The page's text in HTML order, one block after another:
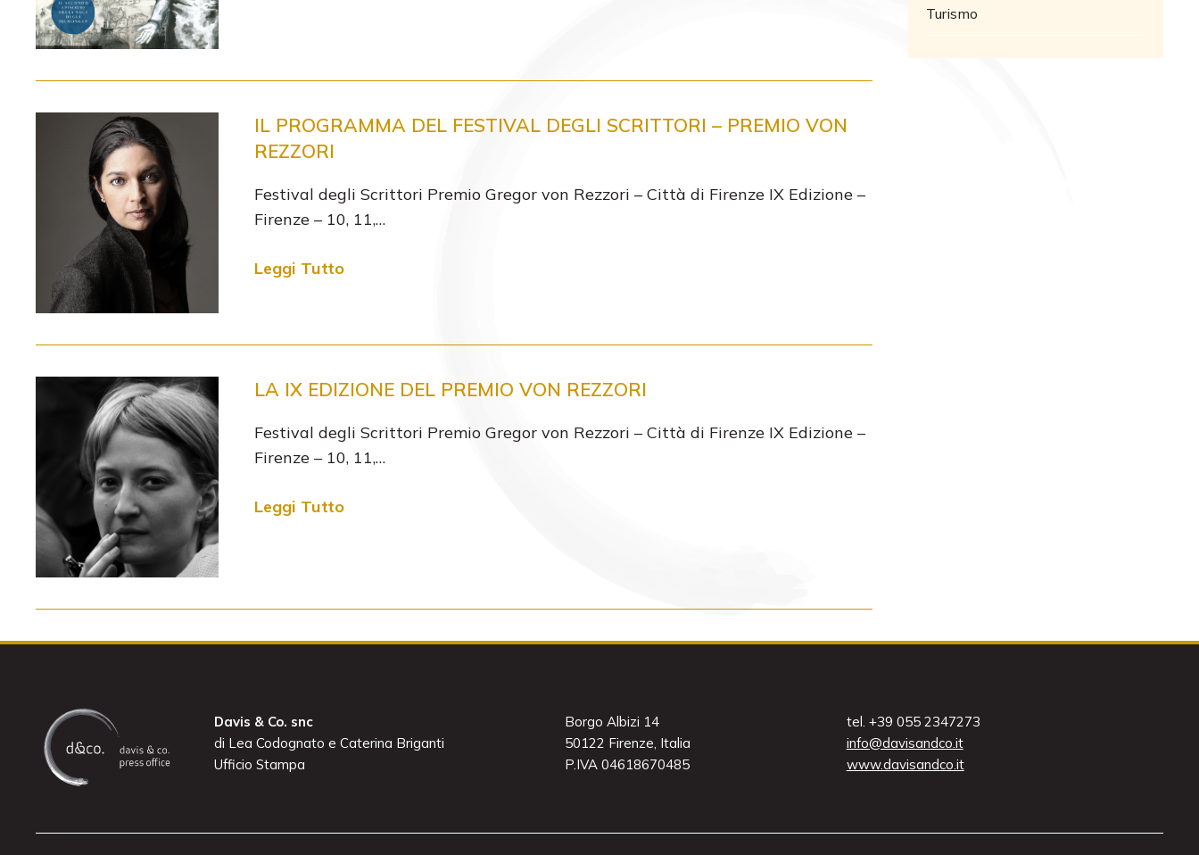
IL PROGRAMMA DEL FESTIVAL DEGLI SCRITTORI – PREMIO VON
REZZORI
Festival degli Scrittori Premio Gregor von Rezzori – Città di Firenze IX Edizione –
Firenze – 10, 11,…
Leggi Tutto
LA IX EDIZIONE DEL PREMIO VON REZZORI
Festival degli Scrittori Premio Gregor von Rezzori – Città di Firenze IX Edizione –
Firenze – 10, 11,…
Leggi Tutto
Turismo
Davis & Co. snc
di Lea Codognato e Caterina Briganti
Ufficio Stampa
Borgo Albizi 14
50122 Firenze, Italia
P.IVA 04618670485
tel. +39 055 2347273
info@davisandco.it
www.davisandco.it